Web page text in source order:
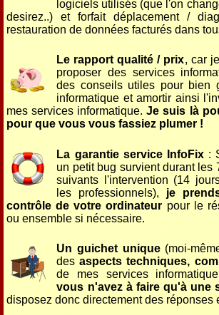
logiciels utilisés (que l'on
desirez..) et forfait déplacement /
restauration de données facturés dans
Le rapport qualité / prix, car
proposer des services
des conseils utiles pour bien
informatique et amortir ainsi
mes services informatique.Je suis là
pour que vous vous fassiez plumer !
La garantie service InfoFix:
un petit bug survient durant les
suivants l'intervention (14
les professionnels), je
contrôle de votre ordinateur pour le
ou ensemble si nécessaire.
Un guichet unique(moi-
desaspects techniques,
de mes services
vous n'avez à faire qu'à une
disposez donc directement des réponses